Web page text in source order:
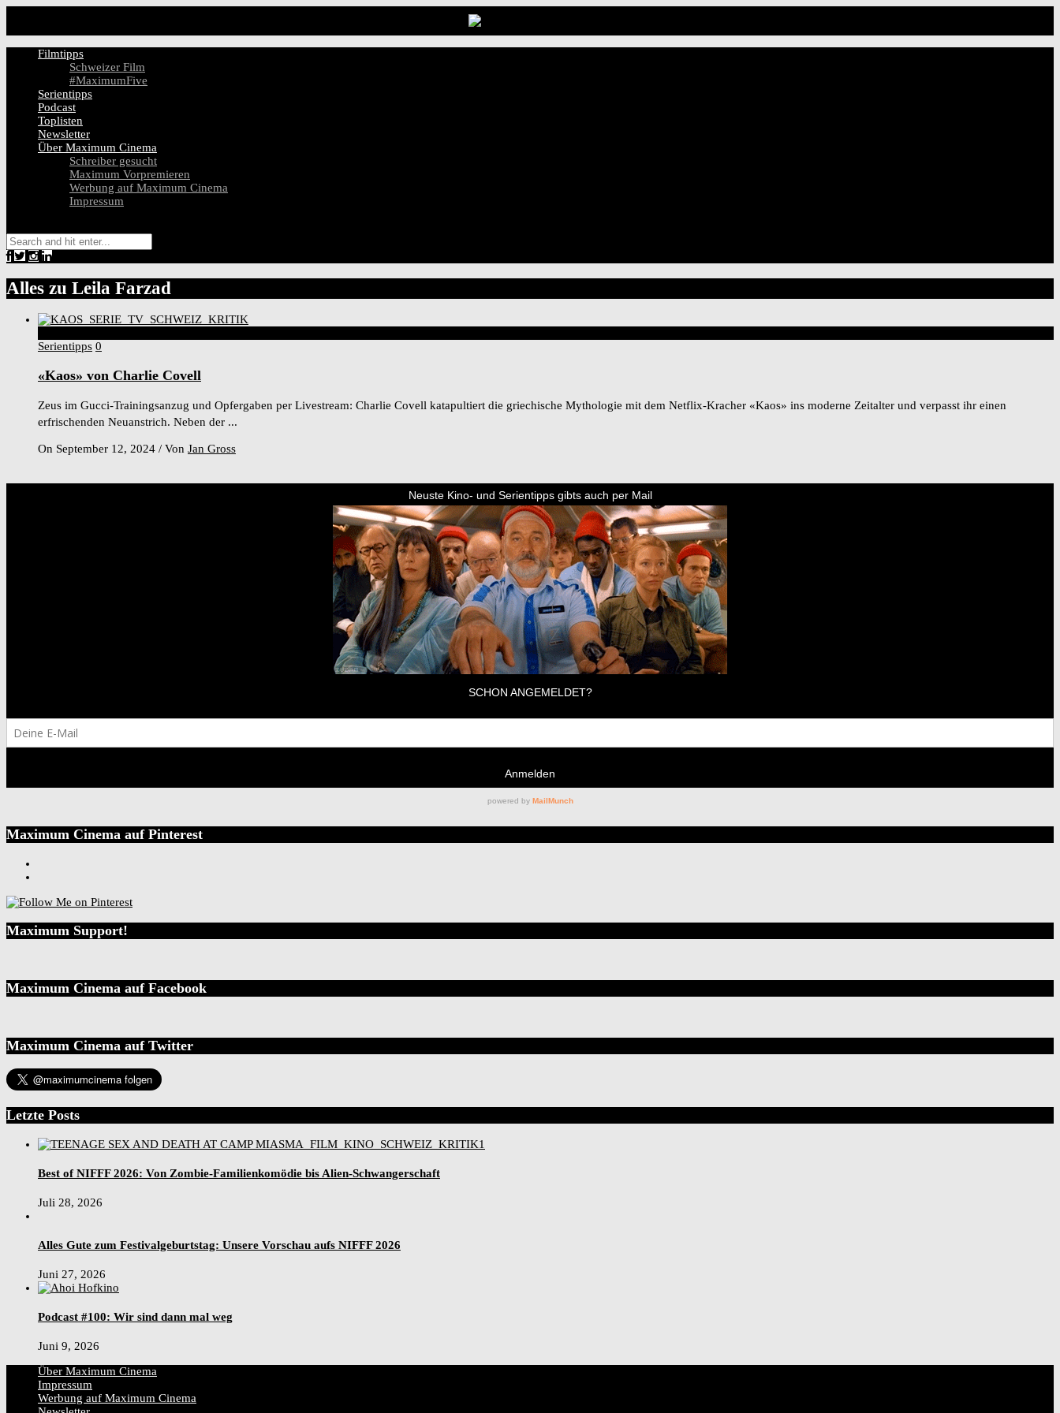
Filmtipps
Schweizer Film
#MaximumFive
Serientipps
Podcast
Toplisten
Newsletter
Über Maximum Cinema
Schreiber gesucht
Maximum Vorpremieren
Werbung auf Maximum Cinema
Impressum
Alles zu Leila Farzad
Serientipps 0
«Kaos» von Charlie Covell
Zeus im Gucci-Trainingsanzug und Opfergaben per Livestream: Charlie Covell katapultiert die griechische Mythologie mit dem Netflix-Kracher «Kaos» ins moderne Zeitalter und verpasst ihr einen
erfrischenden Neuanstrich. Neben der ...
On September 12, 2024 / Von Jan Gross
Maximum Cinema auf Pinterest
Maximum Support!
Maximum Cinema auf Facebook
Maximum Cinema auf Twitter
Letzte Posts
Best of NIFFF 2026: Von Zombie-Familienkomödie bis Alien-Schwangerschaft
Juli 28, 2026
Alles Gute zum Festivalgeburtstag: Unsere Vorschau aufs NIFFF 2026
Juni 27, 2026
Podcast #100: Wir sind dann mal weg
Juni 9, 2026
Über Maximum Cinema
Impressum
Werbung auf Maximum Cinema